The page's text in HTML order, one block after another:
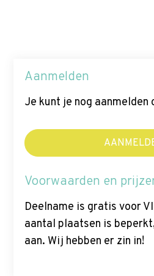
Aanmelden
Je kunt je nog aanmelden
Voorwaarden en
Deelname is gratis voor
aantal plaatsen is
aan. Wij hebben er zin in!